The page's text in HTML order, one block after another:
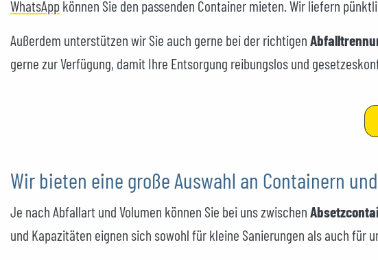
WhatsApp können Sie den passenden Container mieten. Wir liefern
Außerdem unterstützen wir Sie auch gerne bei der richtigen
gerne zur Verfügung, damit Ihre Entsorgung reibungslos und
Wir bieten eine große Auswahl an Containern
Je nach Abfallart und Volumen können Sie bei uns zwischen
und Kapazitäten eignen sich sowohl für kleine Sanierungen als auch